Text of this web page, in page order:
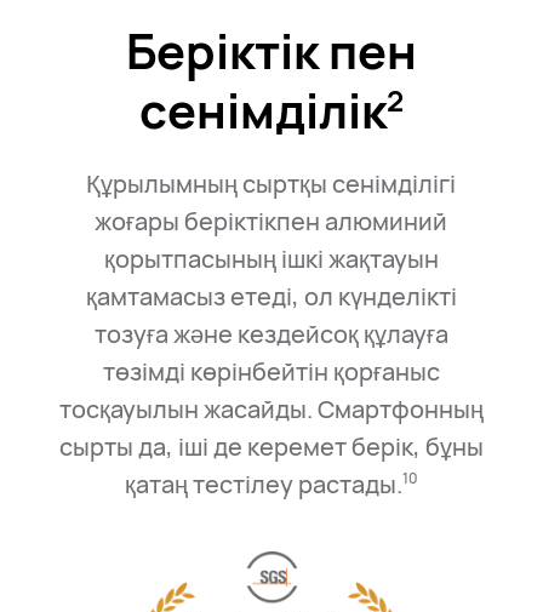
Беріктік пен
сенімділік⁠2
Құрылымның сыртқы сенімділігі
жоғары беріктікпен алюминий
қорытпасының ішкі жақтауын
қамтамасыз етеді, ол күнделікті
тозуға және кездейсоқ құлауға
төзімді көрінбейтін қорғаныс
тосқауылын жасайды. Смартфонның
сырты да, іші де керемет берік, бұны
қатаң тестілеу растады.10